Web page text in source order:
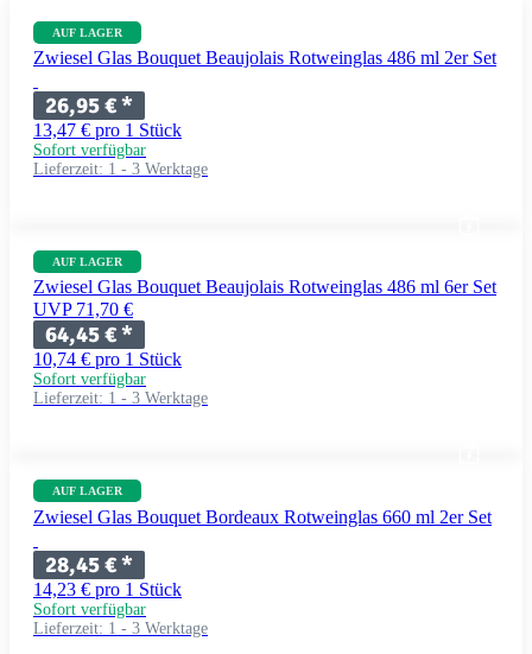
AUF LAGER
Zwiesel Glas Bouquet Beaujolais Rotweinglas 486 ml 2er Set
26,95 €*
13,47 € pro 1 Stück
Sofort verfügbar
Lieferzeit: 1 - 3 Werktage
AUF LAGER
Zwiesel Glas Bouquet Beaujolais Rotweinglas 486 ml 6er Set
UVP 71,70 €
64,45 €*
10,74 € pro 1 Stück
Sofort verfügbar
Lieferzeit: 1 - 3 Werktage
AUF LAGER
Zwiesel Glas Bouquet Bordeaux Rotweinglas 660 ml 2er Set
28,45 €*
14,23 € pro 1 Stück
Sofort verfügbar
Lieferzeit: 1 - 3 Werktage